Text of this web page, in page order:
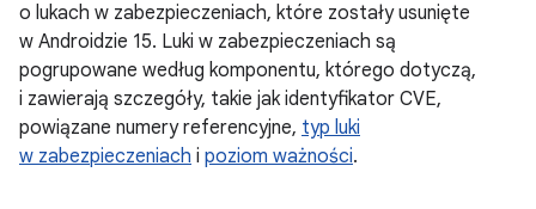
o lukach w zabezpieczeniach, które zostały usunięte
w Androidzie 15. Luki w zabezpieczeniach są
pogrupowane według komponentu, którego dotyczą,
i zawierają szczegóły, takie jak identyfikator CVE,
powiązane numery referencyjne, typ luki
w zabezpieczeniach i poziom ważności.